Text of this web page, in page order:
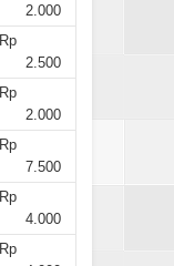
2.000
Rp
2.500
Rp
2.000
Rp
7.500
Rp
4.000
Rp